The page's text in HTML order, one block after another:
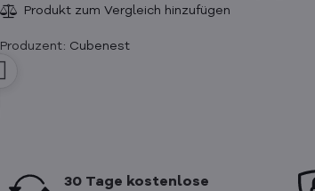
Produzent: Cubenest
30 Tage kostenlose